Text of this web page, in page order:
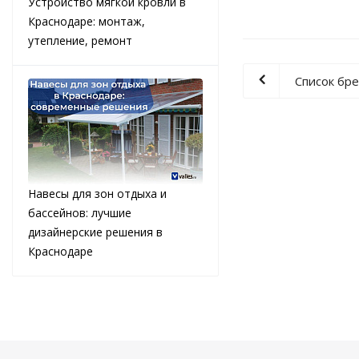
Список
Краснодаре: монтаж,
утепление, ремонт
Навесы для зон отдыха и
бассейнов: лучшие
дизайнерские решения в
Краснодаре